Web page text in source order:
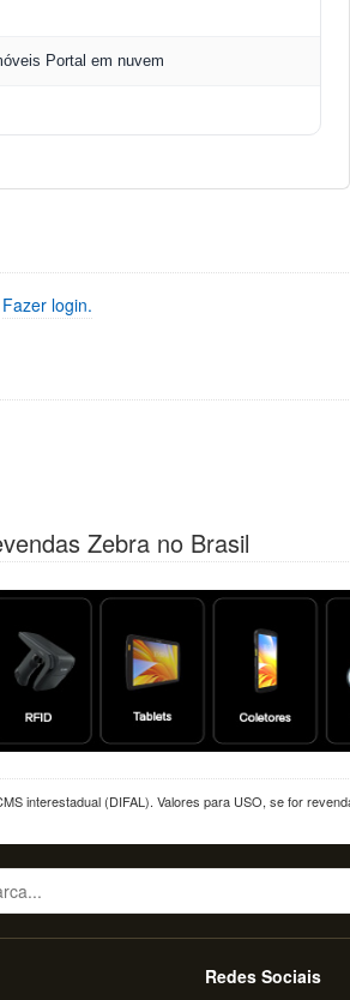
Portal em nuvem
Fazer login.
Zebra no Brasil
interestadual (DIFAL). Valores para USO, se for
Redes Sociais